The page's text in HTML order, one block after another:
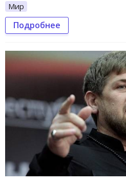
Мир
Подробнее